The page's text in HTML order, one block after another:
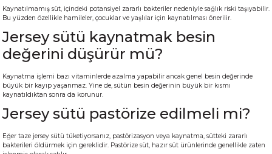
Kaynatılmamış süt, içindeki potansiyel zararlı bakteriler nedeniyle sağlık riski taşıyabilir.
Bu yüzden özellikle hamileler, çocuklar ve yaşlılar için kaynatılması önerilir.
Jersey sütü kaynatmak besin
değerini düşürür mü?
Kaynatma işlemi bazı vitaminlerde azalma yapabilir ancak genel besin değerinde
büyük bir kayıp yaşanmaz. Yine de, sütün besin değerinin büyük bir kısmı
kaynatıldıktan sonra da korunur.
Jersey sütü pastörize edilmeli mi?
Eğer taze jersey sütü tüketiyorsanız, pastörizasyon veya kaynatma, sütteki zararlı
bakterileri öldürmek için gereklidir. Pastörize süt, hazır süt ürünlerinde genellikle zaten